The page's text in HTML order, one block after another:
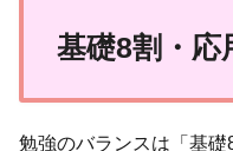
基礎8割・応
勉強のバランスは「基